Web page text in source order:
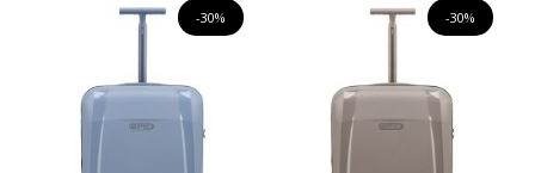
-30% -30%